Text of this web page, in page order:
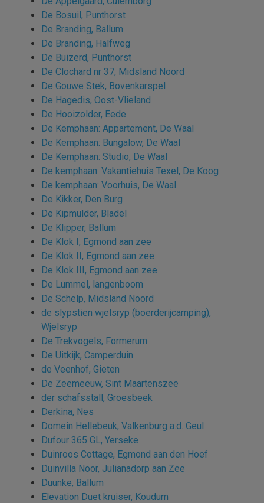
De Bosuil, Punthorst
De Branding, Ballum
De Branding, Halfweg
De Buizerd, Punthorst
De Clochard nr 37, Midsland Noord
De Gouwe Stek, Bovenkarspel
De Hagedis, Oost-Vlieland
De Hooizolder, Eede
De Kemphaan: Appartement, De Waal
De Kemphaan: Bungalow, De Waal
De Kemphaan: Studio, De Waal
De kemphaan: Vakantiehuis Texel, De Koog
De kemphaan: Voorhuis, De Waal
De Kikker, Den Burg
De Kipmulder, Bladel
De Klipper, Ballum
De Klok I, Egmond aan zee
De Klok II, Egmond aan zee
De Klok III, Egmond aan zee
De Lummel, langenboom
De Schelp, Midsland Noord
de slypstien wjelsryp (boerderijcamping),
Wjelsryp
De Trekvogels, Formerum
De Uitkijk, Camperduin
de Veenhof, Gieten
De Zeemeeuw, Sint Maartenszee
der schafsstall, Groesbeek
Derkina, Nes
Domein Hellebeuk, Valkenburg a.d. Geul
Dufour 365 GL, Yerseke
Duinroos Cottage, Egmond aan den Hoef
Duinvilla Noor, Julianadorp aan Zee
Duunke, Ballum
Elevation Duet kruiser, Koudum